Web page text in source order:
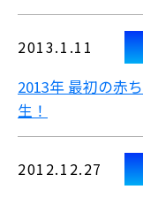
2013.1.11
2013年 最初の赤
生！
2012.12.27